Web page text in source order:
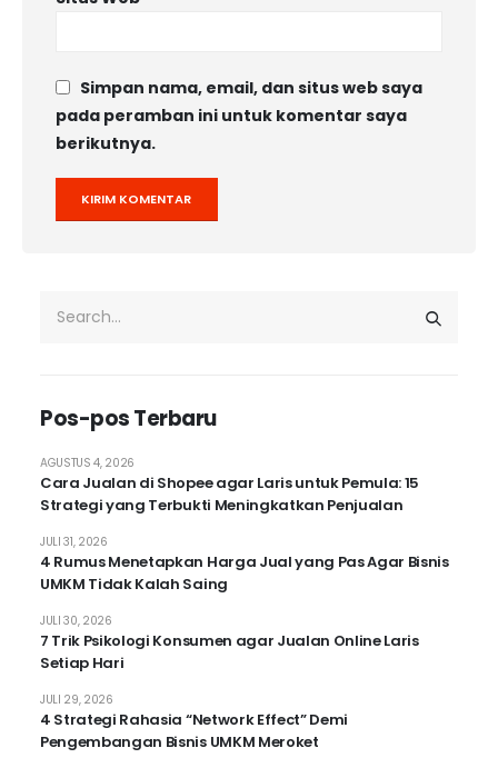
Simpan nama, email, dan situs web saya
pada peramban ini untuk komentar saya
berikutnya.
Pos-pos Terbaru
Cara Jualan di Shopee agar Laris untuk Pemula: 15
Strategi yang Terbukti Meningkatkan Penjualan
AGUSTUS 4, 2026
4 Rumus Menetapkan Harga Jual yang Pas Agar Bisnis
UMKM Tidak Kalah Saing
JULI 31, 2026
7 Trik Psikologi Konsumen agar Jualan Online Laris
Setiap Hari
JULI 30, 2026
4 Strategi Rahasia “Network Effect” Demi
Pengembangan Bisnis UMKM Meroket
JULI 29, 2026